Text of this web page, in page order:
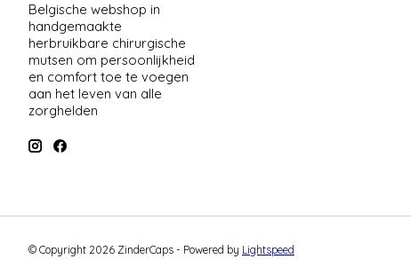
Belgische webshop in
handgemaakte
herbruikbare chirurgische
mutsen om persoonlijkheid
en comfort toe te voegen
aan het leven van alle
zorghelden
© Copyright 2026 ZinderCaps - Powered by Lightspeed